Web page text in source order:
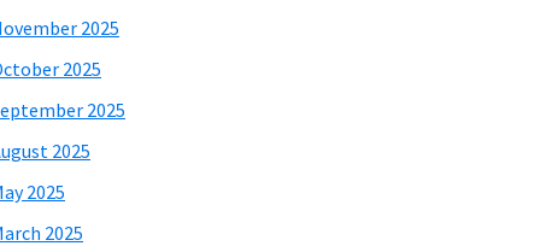
2025
2025
2025
2025
2025
2025